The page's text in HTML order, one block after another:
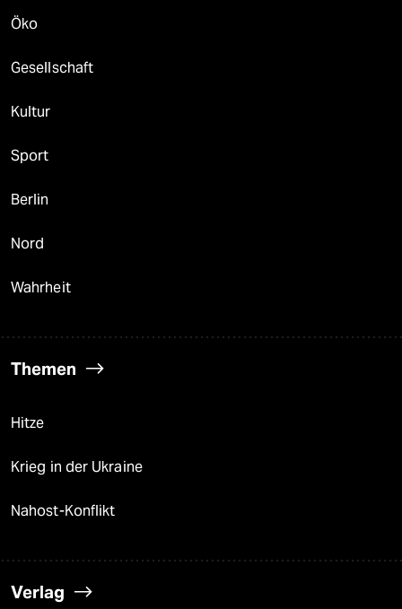
Öko
Gesellschaft
Kultur
Sport
Berlin
Nord
Wahrheit
Themen
Hitze
Krieg in der Ukraine
Nahost-Konflikt
Verlag